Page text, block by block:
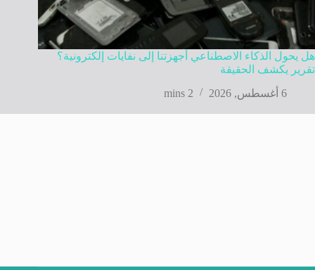
هل يحول الذكاء الاصطناعي أجهزتنا إلى نفايات إلكترونية؟
تقرير يكشف الحقيقة
6 أغسطس, 2026
2 mins